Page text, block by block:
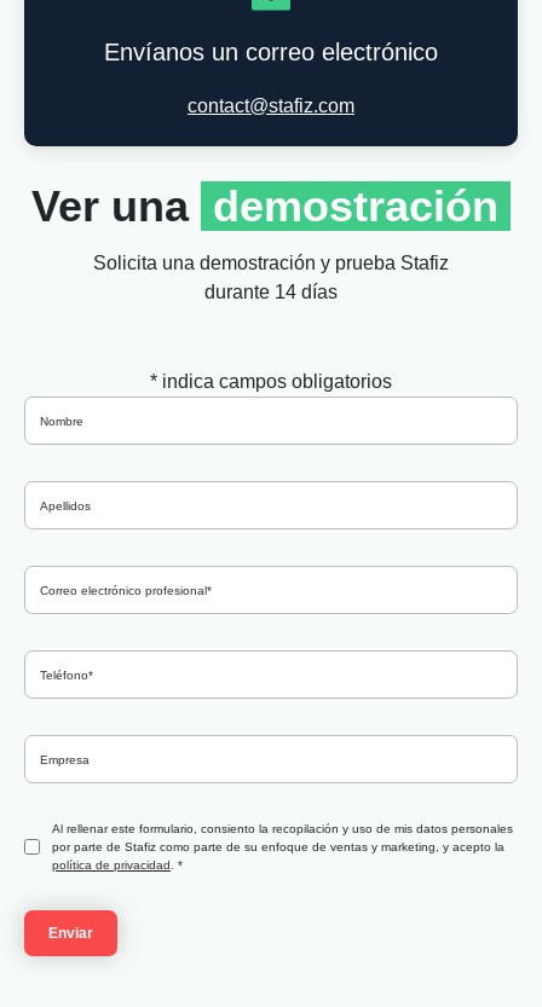
Envíanos un correo electrónico
contact@stafiz.com
Ver una demostración
Solicita una demostración y prueba Stafiz
durante 14 días
* indica campos obligatorios
Al rellenar este formulario, consiento la recopilación y uso de mis datos personales
por parte de Stafiz como parte de su enfoque de ventas y marketing, y acepto la
política de privacidad
*